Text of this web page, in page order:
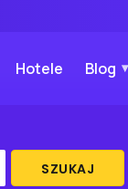
Hotele Blog
SZUKAJ